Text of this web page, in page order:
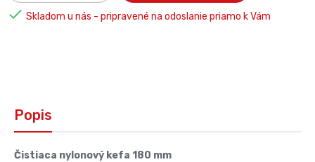
 Skladom u nás - pripravené na odoslanie priamo k Vám
Popis
Čistiaca nylonový kefa 180 mm